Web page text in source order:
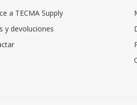
a TECMA Supply
y devoluciones